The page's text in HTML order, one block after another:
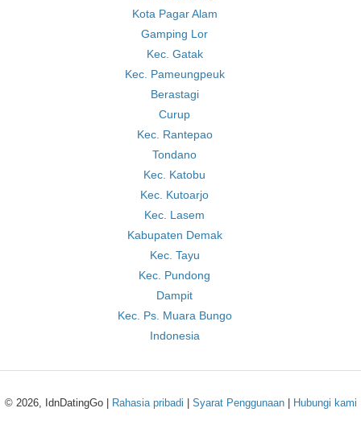
Kota Pagar Alam
Gamping Lor
Kec. Gatak
Kec. Pameungpeuk
Berastagi
Curup
Kec. Rantepao
Tondano
Kec. Katobu
Kec. Kutoarjo
Kec. Lasem
Kabupaten Demak
Kec. Tayu
Kec. Pundong
Dampit
Kec. Ps. Muara Bungo
Indonesia
© 2026, IdnDatingGo | Rahasia pribadi Syarat Penggunaan| Hubungi kami